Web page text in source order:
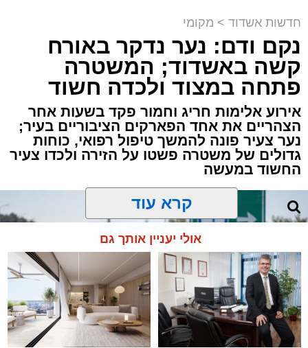
תגים:זיהום, אשדוד,
מאחורי חומות הבטון והמנופים של השער הימי
המרכזי בישראל מתנהלת פעילות ענפה.
שמפרסמת חברת נמל אשדוד חושף את התנהלות
החברה במהלך שנה מאתגרת, שהתאפיינה
במעבר הדרגתי ממציאות חירום מתמשכת
להתייצבות זהירה – לצד קשיים ביטחוניים,
תפעוליים וכלכליים כבדים.
למרות זאת, הנמל המשיך למלא את תפקידו
כתשתית לאומית חיונית, תוך שמירה על רציפות
תפקודית מלאה והבטחת זרימת הסחורות לישראל
וממנה.
במרכז הדוח עומדת תוכנית אסטרטגית ארוכת
טווח להפחתת פליטות גזי חממה עד שנת 2030,
חדשות אשדוד > מקומי
נקם ודם: נער נדקר באורח
קשה באשדוד; המשטרה
פתחה במצוד ולכדה חשוד
אירוע אלימות חריג וחמור פקד בשעות אחר
הצהריים את אחד הפארקים הציבוריים בעיר;
נער צעיר פונה להמשך טיפול רפואי, כוחות
גדולים של משטרה פשטו על הזירה ולכדו צעיר
החשוד במעשה
קרא עוד
אולי יעניין אותך גם